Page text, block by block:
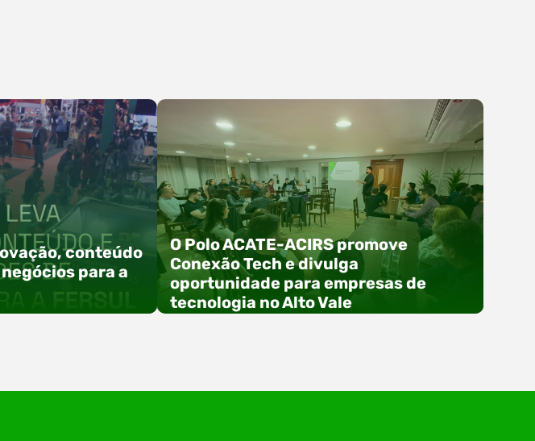
conteúdo
para a
O Polo ACATE-ACIRS promove
Conexão Tech e divulga
oportunidade para empresas de
tecnologia no Alto Vale